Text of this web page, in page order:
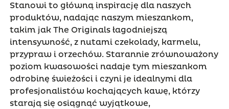
Stanowi to główną inspirację dla naszych
produktów, nadając naszym mieszankom,
takim jak The Originals łagodniejszą
intensywność, z nutami czekolady, karmelu,
przypraw i orzechów. Starannie zrównoważony
poziom kwasowości nadaje tym mieszankom
odrobinę świeżości i czyni je idealnymi dla
profesjonalistów kochających kawę, którzy
starają się osiągnąć wyjątkowe,